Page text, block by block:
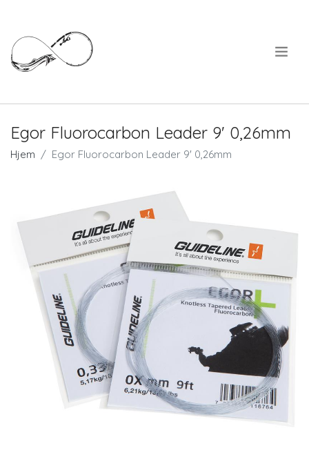
Egor Fluorocarbon Leader 9' 0,26mm
Hjem Egor Fluorocarbon Leader 9' 0,26mm